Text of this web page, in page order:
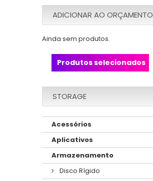
ADICIONAR AO ORÇAMENTO
Ainda sem produtos.
Produtos selecionados
STORAGE
Acessórios
Aplicativos
Armazenamento
Disco Rígido